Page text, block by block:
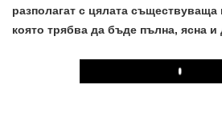
разполагат с цялата
която трябва да бъде пълна, ясна и
Play